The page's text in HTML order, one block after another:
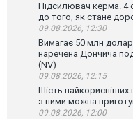
Підсилювач керма. 4
до того, як стане
09.08.2026, 12:30
Вимагає 50 млн
наречена Дончича
(NV)
09.08.2026, 12:15
Шість
з ними можна
09.08.2026, 12:00